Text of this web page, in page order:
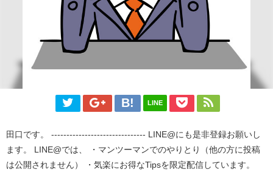
LINE
田口です。 ------------------------------- LINE@にも是非登録お願いし
ます。 LINE@では、 ・マンツーマンでのやりとり（他の方に投稿
は公開されません） ・気楽にお得なTipsを限定配信しています。